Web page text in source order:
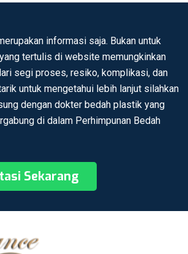
informasi saja. Bukan untuk
tertulis di website memungkinkan
segi proses, resiko, komplikasi, dan
untuk mengetahui lebih lanjut silahkan
dengan dokter bedah plastik yang
di dalam Perhimpunan Bedah
Sekarang